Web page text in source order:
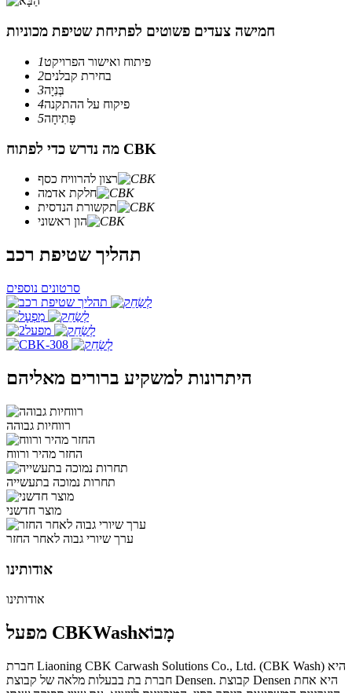
חמישה צעדים פשוטים לפתיחת שטיפת מכוניות
1פיתוח ואישור הפרויקט
2בחירת קבלנים
3בְּנִיָה
4פיקוח על ההתקנה
5פְּתִיחָה
מה נדרש כדי לפתוח CBK
רצון להרוויח כסף
חלקת אדמה
תקשורת הנדסית
הון ראשוני
תהליך שטיפת רכב
סרטונים נוספים
היתרונות למשקיע ברורים מאליהם
רווחיות גבוהה
החזר מהיר ורווח
תחרות נמוכה בתעשייה
מוצר חדשני
ערך שיורי גבוה לאחר החזר
אודותינו
אודותינו
מפעל CBKWashמָבוֹא
חברת Liaoning CBK Carwash Solutions Co., Ltd. (CBK Wash) היא
חברת בת בבעלות מלאה של קבוצת Densen. קבוצת Densen היא אחת